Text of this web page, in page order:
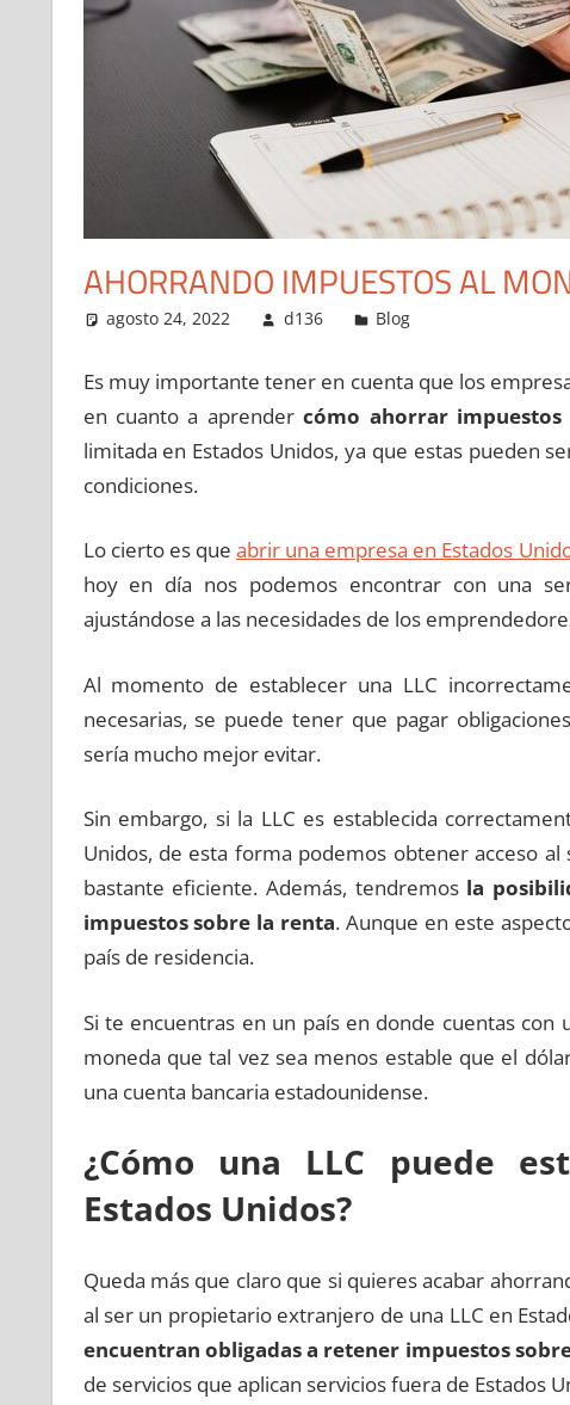
AHORRANDO IMPUESTOS AL
agosto 24, 2022 d136 Blog
Es muy importante tener en cuenta que los
en cuanto a aprendercómo ahorrar impuestos
limitada en Estados Unidos, ya que estas pueden
condiciones.
Lo cierto es que abrir una empresa en Estados
hoy en día nos podemos encontrar con una
ajustándose a las necesidades de los
Al momento de establecer una LLC
necesarias, se puede tener que pagar
sería mucho mejor evitar.
Sin embargo, si la LLC es establecida
Unidos, de esta forma podemos obtener acceso
bastante eficiente. Además, tendremos la
impuestos sobre la renta. Aunque en este
país de residencia.
Si te encuentras en un país en donde cuentas
moneda que tal vez sea menos estable que el
una cuenta bancaria estadounidense.
¿Cómo una LLC puede
Estados Unidos?
Queda más que claro que si quieres acabar
al ser un propietario extranjero de una LLC en
encuentran obligadas a retener impuestos
de servicios que aplican servicios fuera de Estados